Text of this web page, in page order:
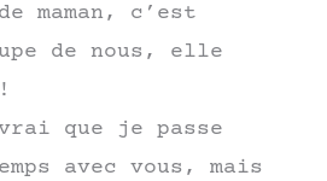
maman, c’est
de nous, elle
que je passe
avec vous, mais